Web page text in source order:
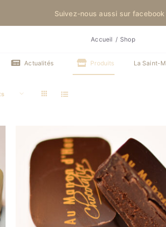
Suivez-nous aussi sur facebook
Actualités Produits La Saint-
Accueil Shop
DÉTAILS